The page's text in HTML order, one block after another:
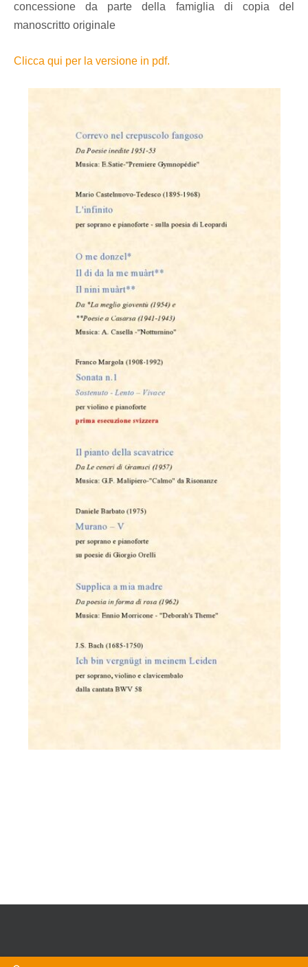
concessione da parte della famiglia di copia del
manoscritto originale
Clicca qui per la versione in pdf.